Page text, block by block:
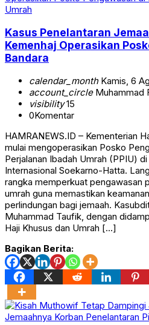
Umrah
Kasus Penelantaran
Kemenhaj Operasikan
Bandara
calendar_monthKamis, 6
account_circleMuhammad
visibility15
0Komentar
HAMRANEWS.ID – Kementerian
mulai mengoperasikan Posko
Perjalanan Ibadah Umrah (PPIU)
Internasional Soekarno-Hatta.
rangka memperkuat pengawasan
umrah guna memastikan
perlindungan bagi jemaah.
Muhammad Taufik, dengan
Haji Khusus dan Umrah […]
Bagikan Berita: